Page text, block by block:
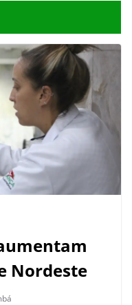
Nordeste